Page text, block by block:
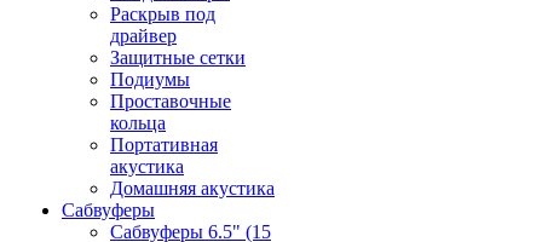
Раскрыв под
драйвер
Защитные сетки
Подиумы
Проставочные
кольца
Портативная
акустика
Домашняя акустика
Сабвуферы
Сабвуферы 6.5" (15